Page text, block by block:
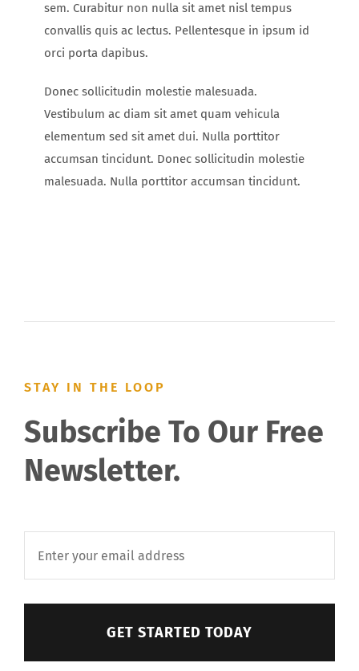
sem. Curabitur non nulla sit amet nisl tempus
convallis quis ac lectus. Pellentesque in ipsum id
orci porta dapibus.
Donec sollicitudin molestie malesuada.
Vestibulum ac diam sit amet quam vehicula
elementum sed sit amet dui. Nulla porttitor
accumsan tincidunt. Donec sollicitudin molestie
malesuada. Nulla porttitor accumsan tincidunt.
STAY IN THE LOOP
Subscribe To Our Free
Newsletter.
GET STARTED TODAY